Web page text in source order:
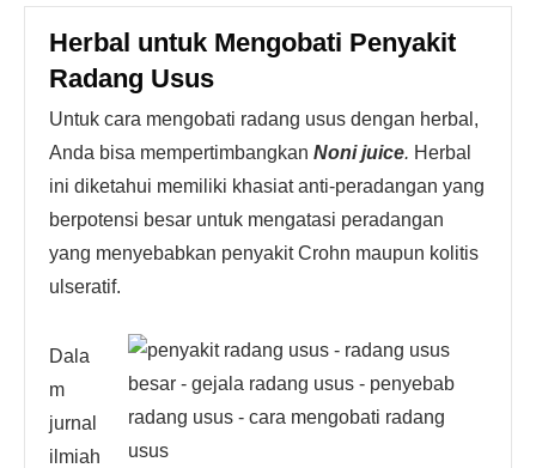
Herbal untuk Mengobati Penyakit
Radang Usus
Untuk cara mengobati radang usus dengan herbal,
Anda bisa mempertimbangkan Noni juice. Herbal
ini diketahui memiliki khasiat anti-peradangan yang
berpotensi besar untuk mengatasi peradangan
yang menyebabkan penyakit Crohn maupun kolitis
ulseratif.
Dala
m
jurnal
ilmiah